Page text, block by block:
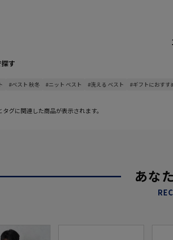
す
#ベスト 秋冬 #ニット ベスト #洗える ベスト #ギフトにおすす
グに関連した商品が表示されます。
あな